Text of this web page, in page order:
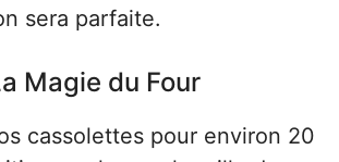
sera parfaite.
Magie du Four
cassolettes pour environ 20